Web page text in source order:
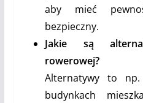
aby mieć
bezpieczny.
Jakie są
rowerowej?
Alternatywy to
budynkach